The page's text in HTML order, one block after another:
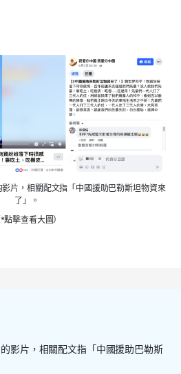
片，相關配文指「中國援助巴勒斯坦物資來
了」。
*點擊查看大圖）
影片，相關配文指「中國援助巴勒斯